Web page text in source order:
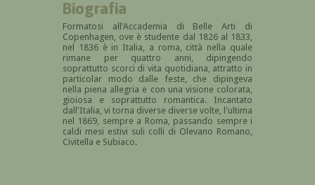
Biografia
Formatosi all'Accademia di Belle Arti di
Copenhagen, ove è studente dal 1826 al 1833,
nel 1836 è in Italia, a roma, città nella quale
rimane per quattro anni, dipingendo
soprattutto scorci di vita quotidiana, attratto in
particolar modo dalle feste, che dipingeva
nella piena allegria e con una visione colorata,
gioiosa e soprattutto romantica. Incantato
dall'Italia, vi torna diverse diverse volte, l'ultima
nel 1869, sempre a Roma, passando sempre i
caldi mesi estivi suli colli di Olevano Romano,
Civitella e Subiaco.